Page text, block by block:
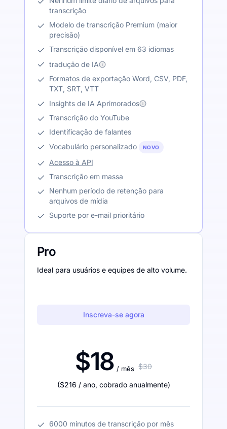
transcrição
Modelo de transcrição Premium (maior
precisão)
Transcrição disponível em 63 idiomas
tradução de IA
Formatos de exportação Word, CSV, PDF,
TXT, SRT, VTT
Insights de IA Aprimorados
Transcrição do YouTube
Identificação de falantes
Vocabulário personalizado
NOVO
Acesso à API
Transcrição em massa
Nenhum período de retenção para
arquivos de mídia
Suporte por e-mail prioritário
Pro
Ideal para usuários e equipes de alto volume.
Inscreva-se agora
$18 / mês $30
($216 / ano, cobrado anualmente)
6000 minutos de transcrição por mês